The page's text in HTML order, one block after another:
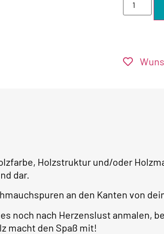
Holzstruktur und/oder
dar.
an den Kanten von
noch nach Herzenslust anmalen,
macht den Spaß mit!